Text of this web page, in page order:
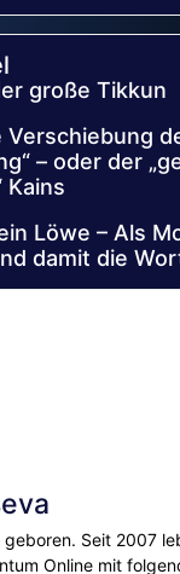
große Tikkun
Verschiebung
– oder der
Kains
Löwe – Als
damit die
geboren. Seit 2007
Online mit